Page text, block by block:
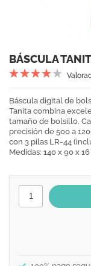
BÁSCULA
Báscula digital de
Tanita combina
tamaño de bolsillo.
precisión de 500 a
con 3 pilas LR-44
Medidas: 140 x 90 x